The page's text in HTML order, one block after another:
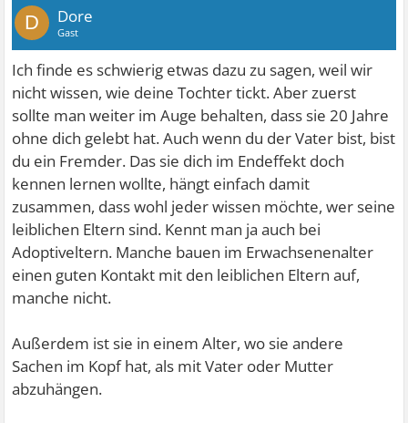
D Dore
Gast
Ich finde es schwierig etwas dazu zu sagen, weil wir
nicht wissen, wie deine Tochter tickt. Aber zuerst
sollte man weiter im Auge behalten, dass sie 20 Jahre
ohne dich gelebt hat. Auch wenn du der Vater bist, bist
du ein Fremder. Das sie dich im Endeffekt doch
kennen lernen wollte, hängt einfach damit
zusammen, dass wohl jeder wissen möchte, wer seine
leiblichen Eltern sind. Kennt man ja auch bei
Adoptiveltern. Manche bauen im Erwachsenenalter
einen guten Kontakt mit den leiblichen Eltern auf,
manche nicht.
Außerdem ist sie in einem Alter, wo sie andere
Sachen im Kopf hat, als mit Vater oder Mutter
abzuhängen.